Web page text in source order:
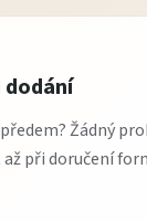
dodání
Žádný
při doručení